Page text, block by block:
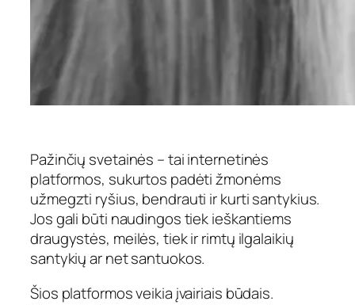
Pažinčių svetainės – tai internetinės
platformos, sukurtos padėti žmonėms
užmegzti ryšius, bendrauti ir kurti santykius.
Jos gali būti naudingos tiek ieškantiems
draugystės, meilės, tiek ir rimtų ilgalaikių
santykių ar net santuokos.
Šios platformos veikia įvairiais būdais.